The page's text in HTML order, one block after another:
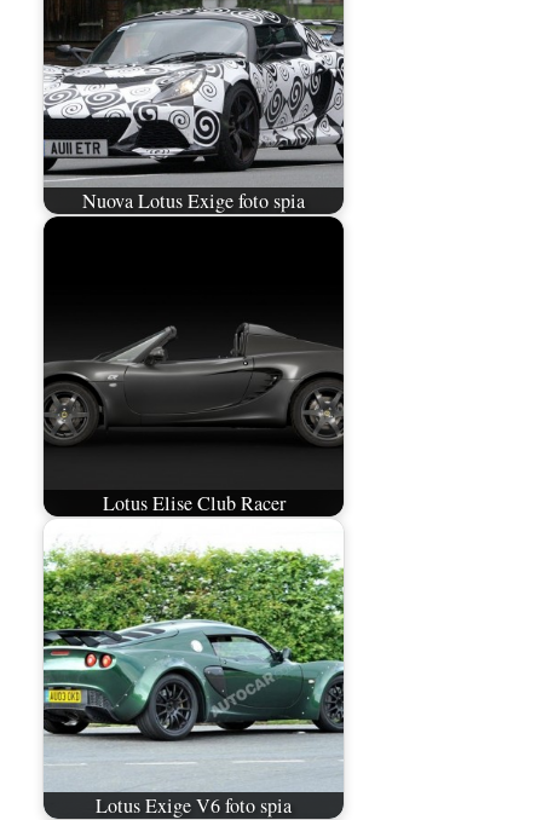
Nuova Lotus Exige foto spia
Lotus Elise Club Racer
Lotus Exige V6 foto spia